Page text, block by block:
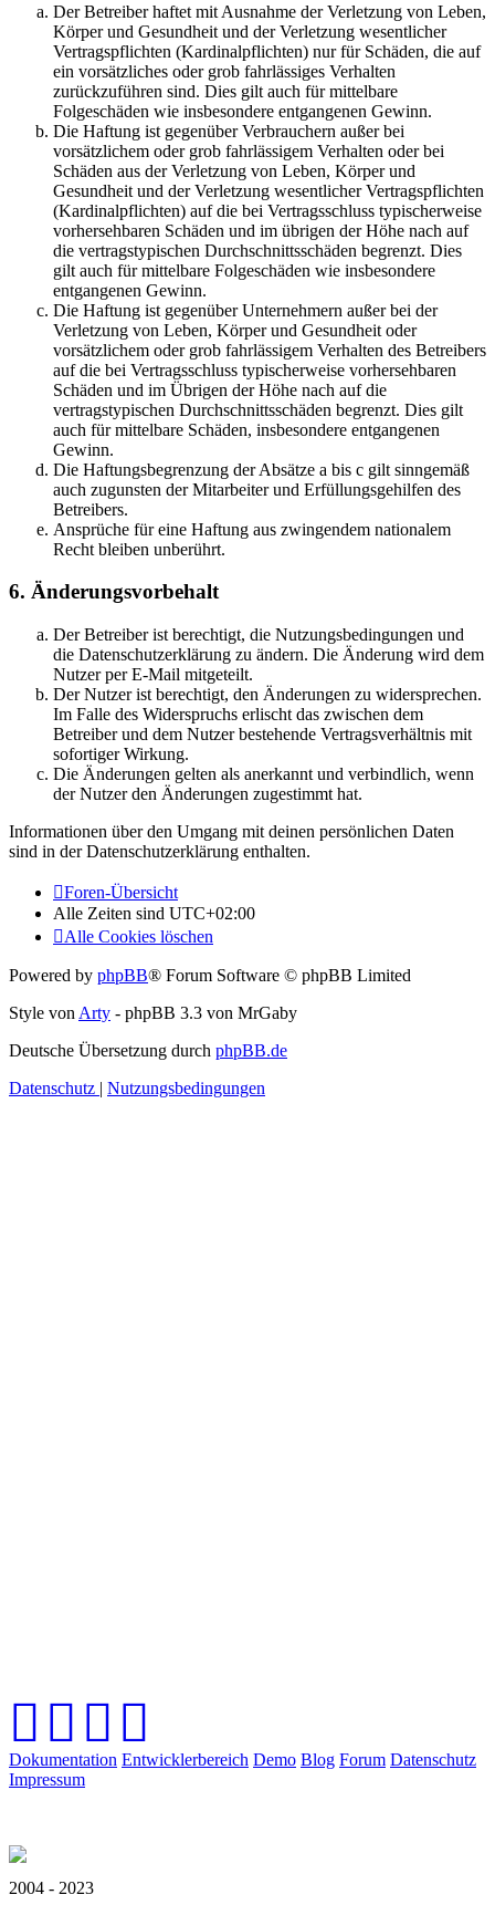
Der Betreiber haftet mit Ausnahme der Verletzung von Leben,
Körper und Gesundheit und der Verletzung wesentlicher
Vertragspflichten (Kardinalpflichten) nur für Schäden, die auf
ein vorsätzliches oder grob fahrlässiges Verhalten
zurückzuführen sind. Dies gilt auch für mittelbare
Folgeschäden wie insbesondere entgangenen Gewinn.
Die Haftung ist gegenüber Verbrauchern außer bei
vorsätzlichem oder grob fahrlässigem Verhalten oder bei
Schäden aus der Verletzung von Leben, Körper und
Gesundheit und der Verletzung wesentlicher Vertragspflichten
(Kardinalpflichten) auf die bei Vertragsschluss typischerweise
vorhersehbaren Schäden und im übrigen der Höhe nach auf
die vertragstypischen Durchschnittsschäden begrenzt. Dies
gilt auch für mittelbare Folgeschäden wie insbesondere
entgangenen Gewinn.
Die Haftung ist gegenüber Unternehmern außer bei der
Verletzung von Leben, Körper und Gesundheit oder
vorsätzlichem oder grob fahrlässigem Verhalten des Betreibers
auf die bei Vertragsschluss typischerweise vorhersehbaren
Schäden und im Übrigen der Höhe nach auf die
vertragstypischen Durchschnittsschäden begrenzt. Dies gilt
auch für mittelbare Schäden, insbesondere entgangenen
Gewinn.
Die Haftungsbegrenzung der Absätze a bis c gilt sinngemäß
auch zugunsten der Mitarbeiter und Erfüllungsgehilfen des
Betreibers.
Ansprüche für eine Haftung aus zwingendem nationalem
Recht bleiben unberührt.
6. Änderungsvorbehalt
Der Betreiber ist berechtigt, die Nutzungsbedingungen und
die Datenschutzerklärung zu ändern. Die Änderung wird dem
Nutzer per E-Mail mitgeteilt.
Der Nutzer ist berechtigt, den Änderungen zu widersprechen.
Im Falle des Widerspruchs erlischt das zwischen dem
Betreiber und dem Nutzer bestehende Vertragsverhältnis mit
sofortiger Wirkung.
Die Änderungen gelten als anerkannt und verbindlich, wenn
der Nutzer den Änderungen zugestimmt hat.
Informationen über den Umgang mit deinen persönlichen Daten
sind in der Datenschutzerklärung enthalten.
Foren-Übersicht
Alle Zeiten sind UTC+02:00
Alle Cookies löschen
Powered by phpBB® Forum Software © phpBB Limited
Style von Arty - phpBB 3.3 von MrGaby
Deutsche Übersetzung durch phpBB.de
Datenschutz | Nutzungsbedingungen
Dokumentation Entwicklerbereich Demo Blog Forum Datenschutz
Impressum
2004 - 2023